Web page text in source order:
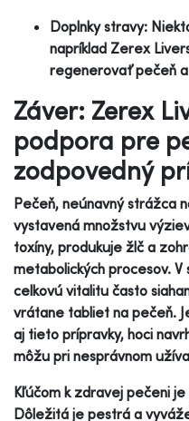
Doplnky stravy:
napríklad Zerex
regenerovať pečeň
Záver: Zerex
podpora pre
zodpovedný
Pečeň, neúnavný strážca
vystavená množstvu
toxíny, produkuje žlč a
metabolických procesov.
celkovú vitalitu často
vrátane tabliet na pečeň.
aj tieto prípravky, hoci
môžu pri nesprávnom
Kľúčom k zdravej pečeni
Dôležitá je pestrá a